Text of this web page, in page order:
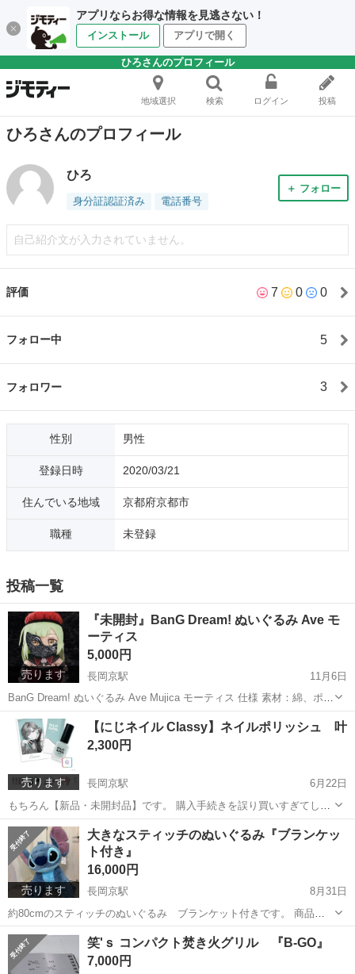
アプリならお得な情報を見逃さない！
インストール アプリで開く
ひろさんのプロフィール
地域選択 検索 ログイン 投稿
ひろさんのプロフィール
ひろ
身分証認証済み 電話番号
＋ フォロー
自己紹介文が入力されていません。
評価 7 0 0
フォロー中 5
フォロワー 3
性別 男性
登録日時 2020/03/21
住んでいる地域 京都府京都市
職種 未登録
投稿一覧
売ります
『未開封』BanG Dream! ぬいぐるみ Ave モ
ーティス
5,000円
長岡京駅
11月6日
BanG Dream! ぬいぐるみ Ave Mujica モーティス 仕様 素材：綿、ポリ
エステル・サイズ：全高約170mm・仮面が着脱可能 新品・未開封品で
す。 少し前に先着限定で申し込み購入しましたが、種類を間違えて...
京都 京都市 長岡京駅 申し込み
売ります
【にじネイル Classy】ネイルポリッシュ 叶
2,300円
長岡京駅
6月22日
もちろん【新品・未開封品】です。 購入手続きを誤り買いすぎてしま
ったため、どなたかご入用の方、お願いします。 値段は写真②枚目の
１セットでの値段ですが、2セット購入いただけるのでしたら、割引し
て販売いたします。
京都 京都市 長岡京駅 ネイルポリッシュ
売ります
大きなスティッチのぬいぐるみ『ブランケッ
ト付き』
16,000円
長岡京駅
8月31日
約80cmのスティッチのぬいぐるみ ブランケット付きです。 商品の
特徴 おうち時間のおともに ブランケット入り ブランケットは、ピリ
ングが出にくく、触り心地も抜群 インテリアとしてもよし、プレゼン
トにもぴったり 家に迎え...
京都 京都市 その他 ブランケット
笑'ｓ コンパクト焚き火グリル 『B-GO』
7,000円